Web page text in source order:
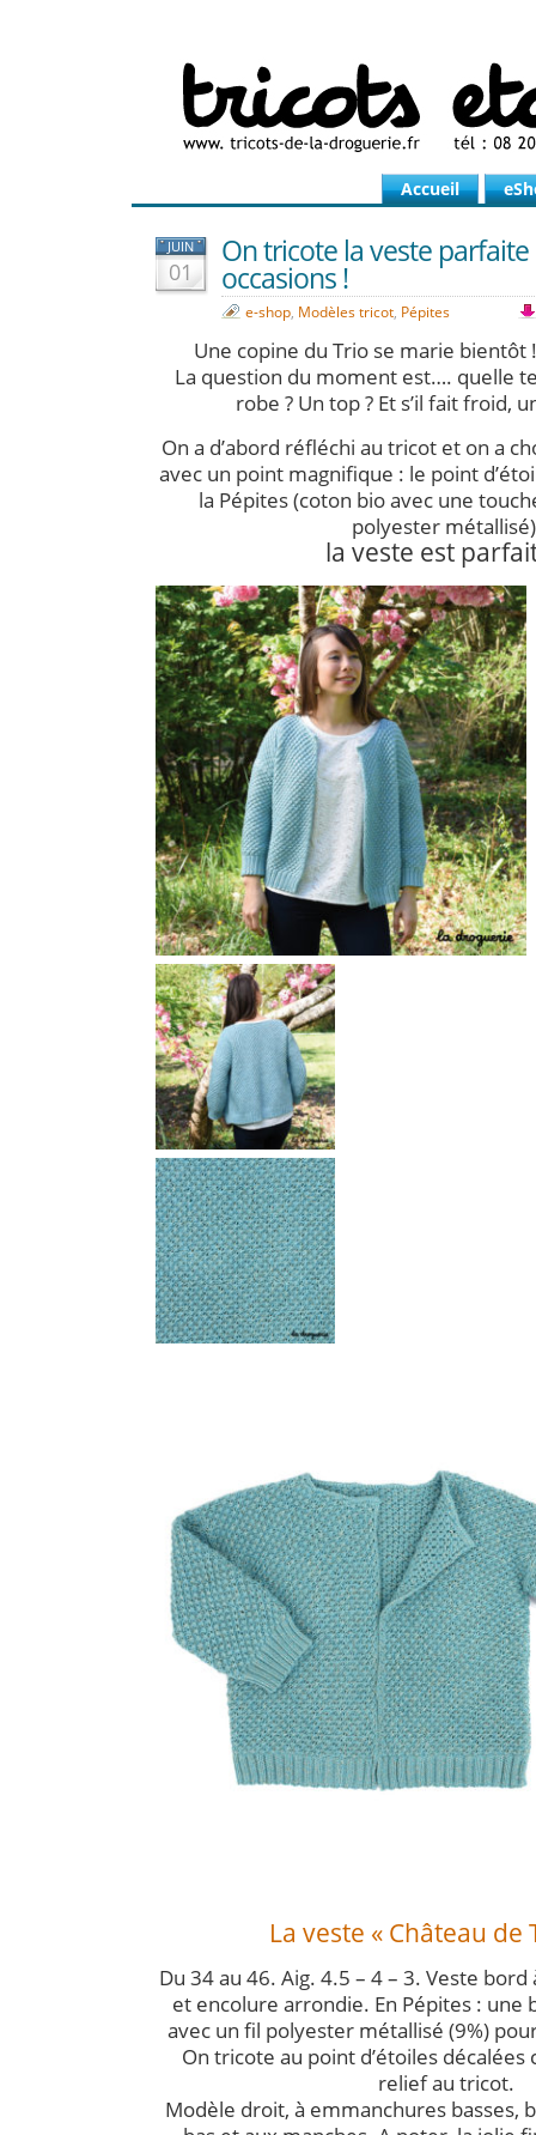
Accueil
JUIN
01
On tricote la veste
occasions !
e-shop, Modèles tricot, Pépites
Une copine du Trio se marie bientôt
La question du moment est…. quelle
robe ? Un top ? Et s’il fait froid,
On a d’abord réfléchi au tricot et on a
avec un point magnifique : le point
la Pépites (coton bio avec une
polyester
la veste est
La veste « Château de
Du 34 au 46. Aig. 4.5 – 4 – 3. Veste
et encolure arrondie. En Pépites : une
avec un fil polyester métallisé (9%)
On tricote au point d’étoiles décalées
relief au tricot.
Modèle droit, à emmanchures basses,